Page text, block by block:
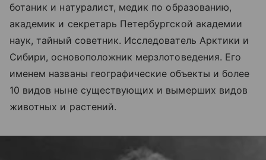
ботаник и натуралист, медик по образованию,
академик и секретарь Петербургской академии
наук, тайный советник. Исследователь Арктики и
Сибири, основоположник мерзлотоведения. Его
именем названы географические объекты и более
10 видов ныне существующих и вымерших видов
животных и растений.